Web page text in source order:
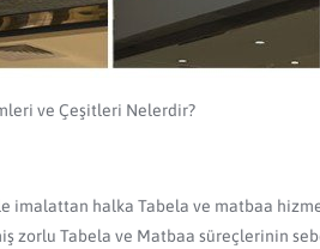
ve Çeşitleri Nelerdir?
imalattan halka Tabela ve matbaa
zorlu Tabela ve Matbaa süreçlerinin